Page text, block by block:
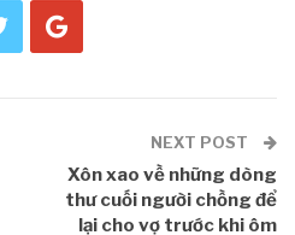
NEXT POST
Xôn xao về những dòng
thư cuối người chồng để
lại cho vợ trước khi ôm